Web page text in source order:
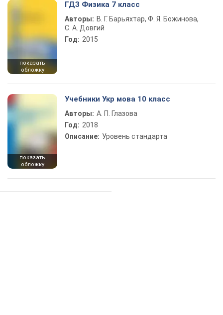
показать
обложку
ГДЗ Физика 7 класс
Авторы: В. Г. Барьяхтар, Ф. Я. Божинова,
С. А. Довгий
Год: 2015
показать
обложку
Учебники Укр мова 10 класс
Авторы: А. П. Глазова
Год: 2018
Описание: Уровень стандарта